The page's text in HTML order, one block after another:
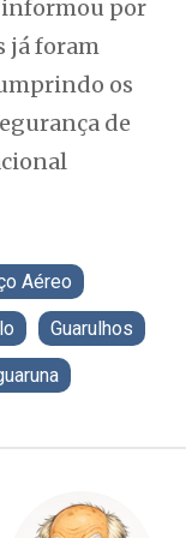
informou por
já foram
os
de
Aéreo
Guarulhos